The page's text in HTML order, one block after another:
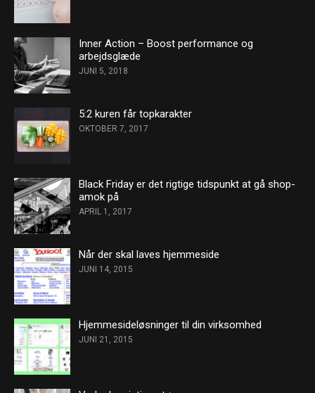
Inner Action – Boost performance og
arbejdsglæde
JUNI 5, 2018
5:2 kuren får topkarakter
OKTOBER 7, 2017
Black Friday er det rigtige tidspunkt at gå shop-
amok på
APRIL 1, 2017
Når der skal laves hjemmeside
JUNI 14, 2015
Hjemmesideløsninger til din virksomhed
JUNI 21, 2015